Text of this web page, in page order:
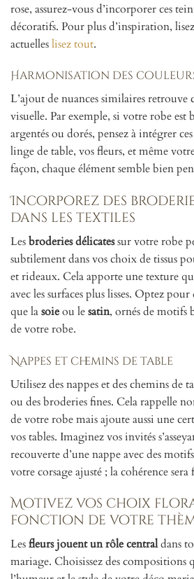
rose, assurez-vous d’incorporer ces
décoratifs. Pour plus d’inspiration,
actuelleslisez tout.
Harmonisation des
L’ajout de nuances similaires
visuelle. Par exemple, si votre robe est
argentés ou dorés, pensez à intégrer
linge de table, vos fleurs, et même
façon, chaque élément semble bien
Incorporez des
dans les textiles
Lesbroderies délicatessur votre robe
subtilement dans vos choix de tissus
et rideaux. Cela apporte une texture
avec les surfaces plus lisses. Optez pour
que lasoieou lesatin, ornés de motifs
de votre robe.
Nappes et chemins de table
Utilisez des nappes et des chemins de
ou des broderies fines. Cela rappelle
de votre robe mais ajoute aussi une
vos tables. Imaginez vos invités
recouverte d’une nappe avec des
votre corsage ajusté ; la cohérence sera
Motivez vos choix
fonction de votre
Lesfleurs jouent un rôle centraldans
mariage. Choisissez des compositions